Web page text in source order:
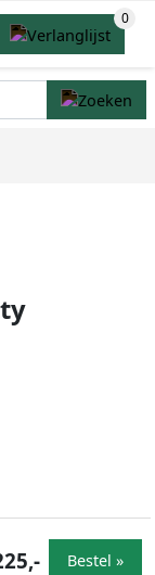
Bestel »